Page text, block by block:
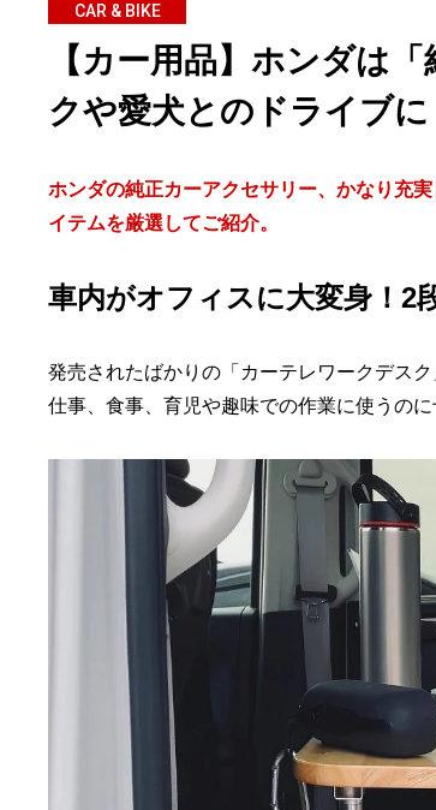
CAR & BIKE
【カー用品】ホンダは
クや愛犬とのドライブに
ホンダの純正カーアクセサリー、かなり充
イテムを厳選してご紹介。
車内がオフィスに大変身！2
発売されたばかりの「カーテレワークデス
仕事、食事、育児や趣味での作業に使うのに